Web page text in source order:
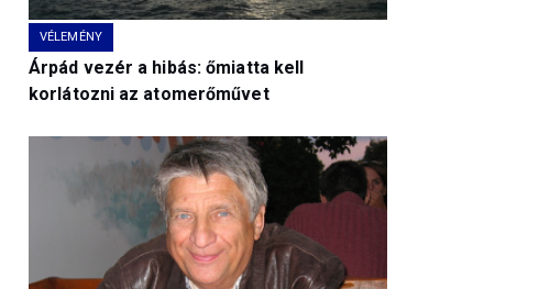
VÉLEMÉNY
Árpád vezér a hibás: őmiatta kell
korlátozni az atomerőművet